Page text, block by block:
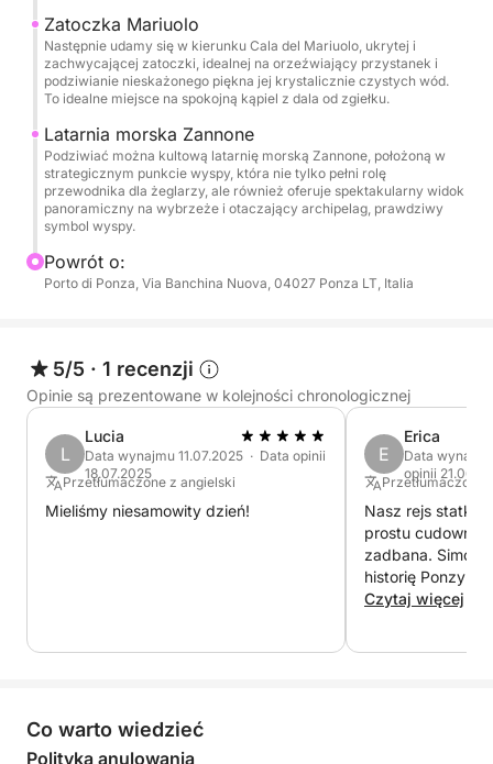
zakątków i zapierających dech w piersiach
widoków. Na pokładzie nasza doświadczona załoga
poprowadzi Cię przez tę przygodę, zapewniając
Twój komfort i bezpieczeństwo, podczas gdy Ty
wyprawy.
Zatoczka Mariuolo
Następnie udamy się w kierunku Cala del Mariuolo, ukrytej i
zachwycającej zatoczki, idealnej na orzeźwiający przystanek i
podziwianie nieskażonego piękna jej krystalicznie czystych wód.
To idealne miejsce na spokojną kąpiel z dala od zgiełku.
Latarnia morska Zannone
Podziwiać można kultową latarnię morską Zannone, położoną w
strategicznym punkcie wyspy, która nie tylko pełni rolę
przewodnika dla żeglarzy, ale również oferuje spektakularny widok
panoramiczny na wybrzeże i otaczający archipelag, prawdziwy
symbol wyspy.
Powrót o:
Porto di Ponza, Via Banchina Nuova, 04027 Ponza LT, Italia
5/5 · 1 recenzji
Opinie są prezentowane w kolejności chronologicznej
L
Lucia
Data wynajmu 11.07.2025 · Data opinii
18.07.2025
Przetłumaczone z angielski
Mieliśmy niesamowity dzień!
E
Erica
Data
opinii
Przetłumaczone
Nasz rejs
prostu cudowny!
zadbana.
historię Ponzy i
ukryte skarby
Czytaj więcej
Co warto wiedzieć
Polityka anulowania